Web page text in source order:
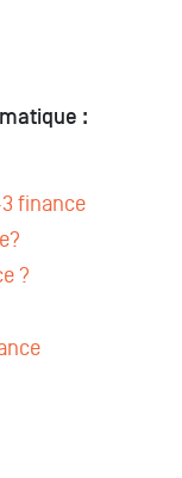
:
finance
?